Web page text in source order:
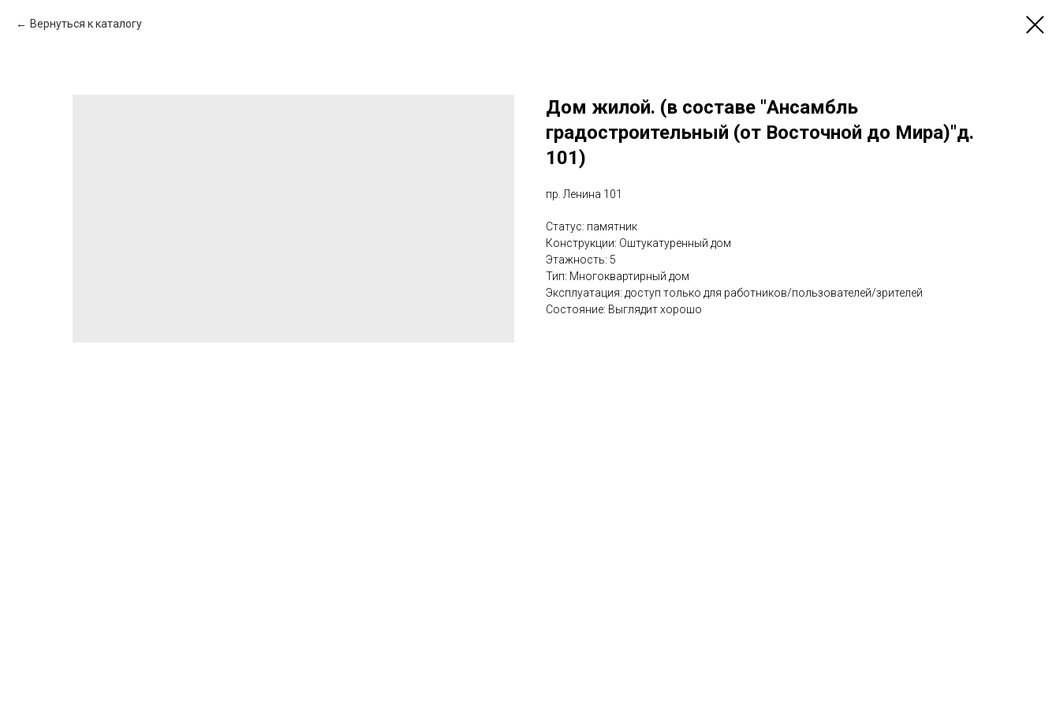
Вернуться к каталогу
Дом жилой. (в составе "Ансамбль
градостроительный (от Восточной до Мира)"д.
101)
пр. Ленина 101
Статус: памятник
Конструкции: Оштукатуренный дом
Этажность: 5
Тип: Многоквартирный дом
Эксплуатация: доступ только для работников/пользователей/зрителей
Состояние: Выглядит хорошо